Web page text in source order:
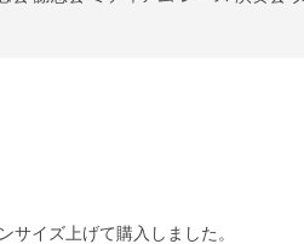
イズ上げて購入しました。